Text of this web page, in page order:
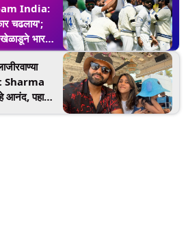
India:
चढलाय';
भारतीय
Sharma
आनंद, पहा